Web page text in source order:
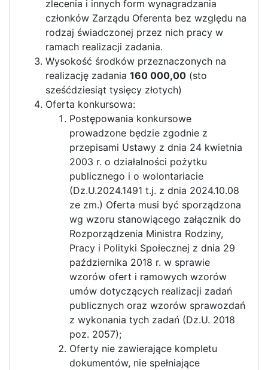
zlecenia i innych form wynagradzania
członków Zarządu Oferenta bez względu na
rodzaj świadczonej przez nich pracy w
ramach realizacji zadania.
Wysokość środków przeznaczonych na
realizację zadania 160 000,00 (sto
sześćdziesiąt tysięcy złotych)
Oferta konkursowa:
Postępowania konkursowe
prowadzone będzie zgodnie z
przepisami Ustawy z dnia 24 kwietnia
2003 r. o działalności pożytku
publicznego i o wolontariacie
(Dz.U.2024.1491 t.j. z dnia 2024.10.08
ze zm.) Oferta musi być sporządzona
wg wzoru stanowiącego załącznik do
Rozporządzenia Ministra Rodziny,
Pracy i Polityki Społecznej z dnia 29
października 2018 r. w sprawie
wzorów ofert i ramowych wzorów
umów dotyczących realizacji zadań
publicznych oraz wzorów sprawozdań
z wykonania tych zadań (Dz.U. 2018
poz. 2057);
Oferty nie zawierające kompletu
dokumentów, nie spełniające